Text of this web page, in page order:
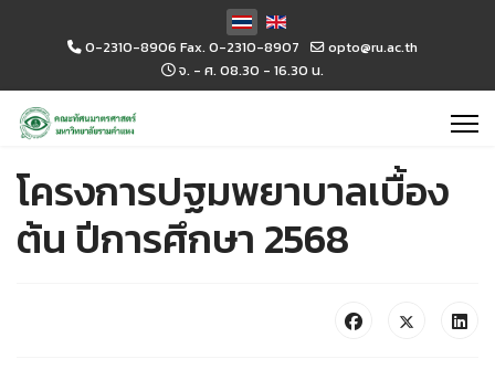
เลือกภาษาของคุณ
0-2310-8906 Fax. 0-2310-8907
opto@ru.ac.th
จ. - ศ. 08.30 - 16.30 น.
โครงการปฐมพยาบาลเบื้อง
ต้น ปีการศึกษา 2568